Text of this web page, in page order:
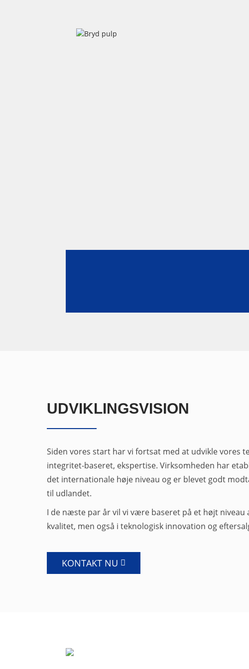
UDVIKLINGSVISION
Siden vores start har vi fortsat med at udvikle
integritet-baseret, ekspertise. Virksomheden har
det internationale høje niveau og er blevet godt
til udlandet.
I de næste par år vil vi være baseret på et højt
kvalitet, men også i teknologisk innovation og
KONTAKT NU